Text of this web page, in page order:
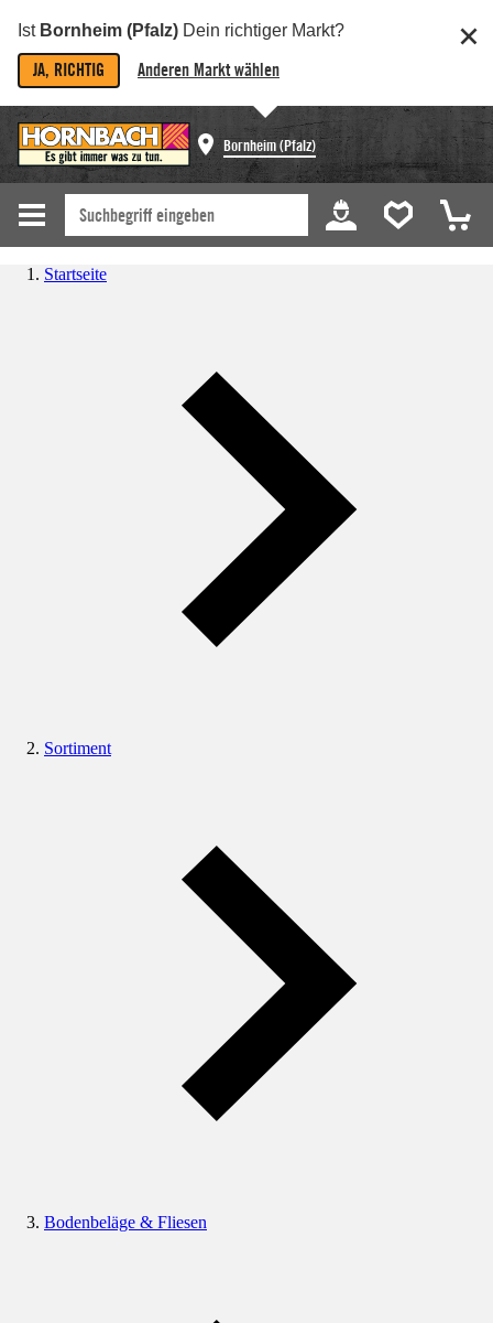
Ist Bornheim (Pfalz) Dein richtiger Markt?
JA, RICHTIG Anderen Markt wählen
Bornheim (Pfalz)
Startseite
Sortiment
Bodenbeläge & Fliesen